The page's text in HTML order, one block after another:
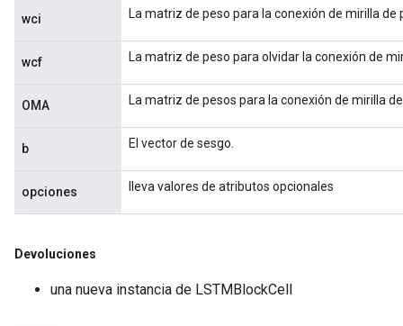
wci La matriz de peso para la conexión de mirilla de
wcf La matriz de peso para olvidar la conexión de
OMA La matriz de pesos para la conexión de mirilla
b El vector de sesgo.
opciones lleva valores de atributos opcionales
Devoluciones
una nueva instancia de LSTMBlockCell